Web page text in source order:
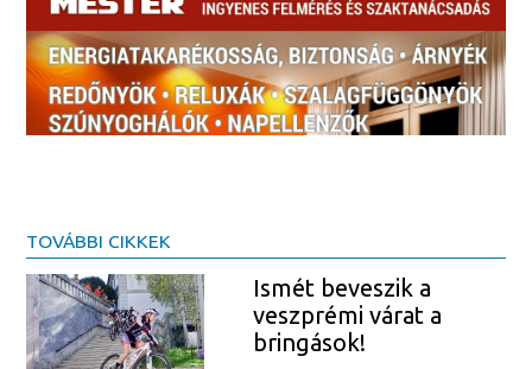
TOVÁBBI CIKKEK
Ismét beveszik a
veszprémi várat a
bringások!